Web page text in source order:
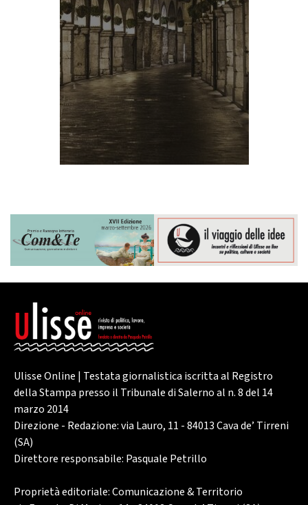
Ulisse Online | Testata giornalistica iscritta al Registro
della Stampa presso il Tribunale di Salerno al n. 8 del 14
marzo 2014
Direzione - Redazione: via Lauro, 11 - 84013 Cava de’ Tirreni
(SA)
Direttore responsabile: Pasquale Petrillo
Proprietà editoriale: Comunicazione & Territorio